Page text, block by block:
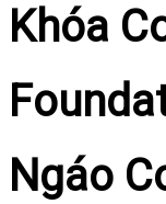
Khóa
Ngáo